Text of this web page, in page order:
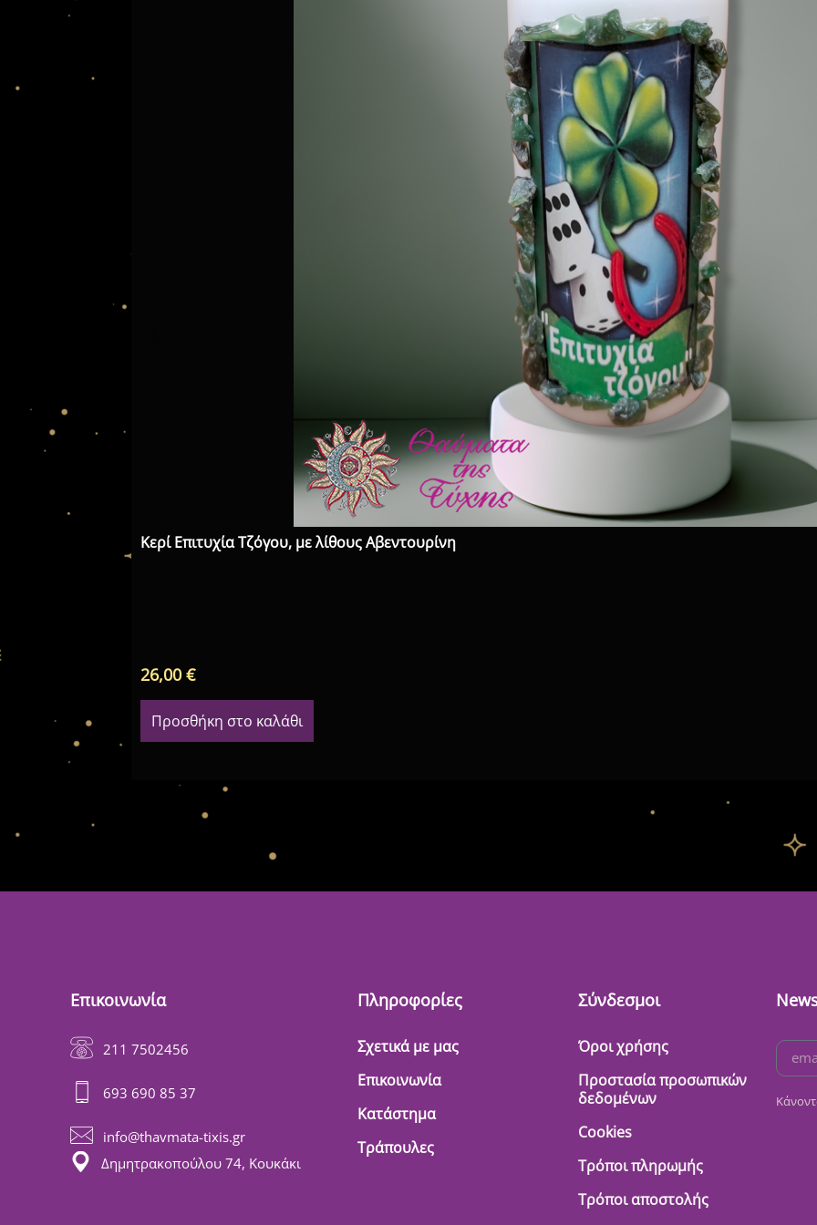
Κερί Επιτυχία Τζόγου, με λίθους Αβεντουρίνη
26,00€
Προσθήκη στο καλάθι
Επικοινωνία
211 7502456
693 690 85 37
info@thavmata-tixis.gr
Δημητρακοπούλου 74, Κουκάκι
Πληροφορίες
Σχετικά με μας
Επικοινωνία
Κατάστημα
Τράπουλες
Σύνδεσμοι
Όροι χρήσης
Προστασία προσωπικών
δεδομένων
Cookies
Τρόποι πληρωμής
Τρόποι αποστολής